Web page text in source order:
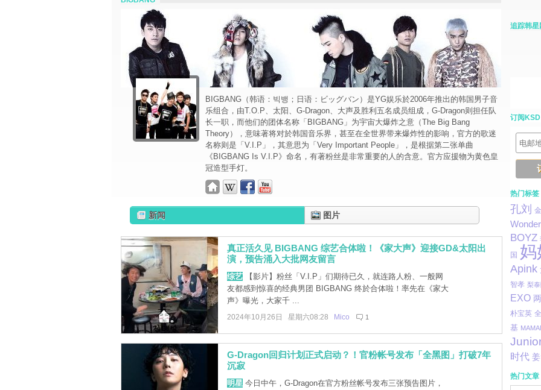
BIGBANG（韩语：빅뱅；日语：ビッグバン）是YG娱乐於2006年推出的韩国男子音
乐组合，由T.O.P、太阳、G-Dragon、大声及胜利五名成员组成，G-Dragon则担任队
长一职，而他们的团体名称「BIGBANG」为宇宙大爆炸之意（The Big Bang
Theory），意味著将对於韩国音乐界，甚至在全世界带来爆炸性的影响，官方的歌迷
名称则是「V.I.P」，其意思为「Very Important People」，是根据第二张单曲
《BIGBANG Is V.I.P》命名，有著粉丝是非常重要的人的含意。官方应援物为黄色皇
冠造型手灯。
新闻 图片
真正活久见 BIGBANG 综艺合体啦！《家大声》迎接GD&太阳出
演，预告涌入大批网友留言
综艺【影片】粉丝「V.I.P」们期待已久，就连路人粉、一般网
友都感到惊喜的经典男团 BIGBANG 终於合体啦！率先在《家大
声》曝光，大家千 ...
2024年10月26日 星期六08:28 Mico 1
G-Dragon回归计划正式启动？！官粉帐号发布「全黑图」打破7年
沉寂
明星今日中午，G-Dragon在官方粉丝帐号发布三张预告图片，
追踪韩星
订阅KSD
热门标签
孔刘
BOYZ
国 妈
Apink
智孝 梨
EXO
朴宝英
基
时代
热门文章